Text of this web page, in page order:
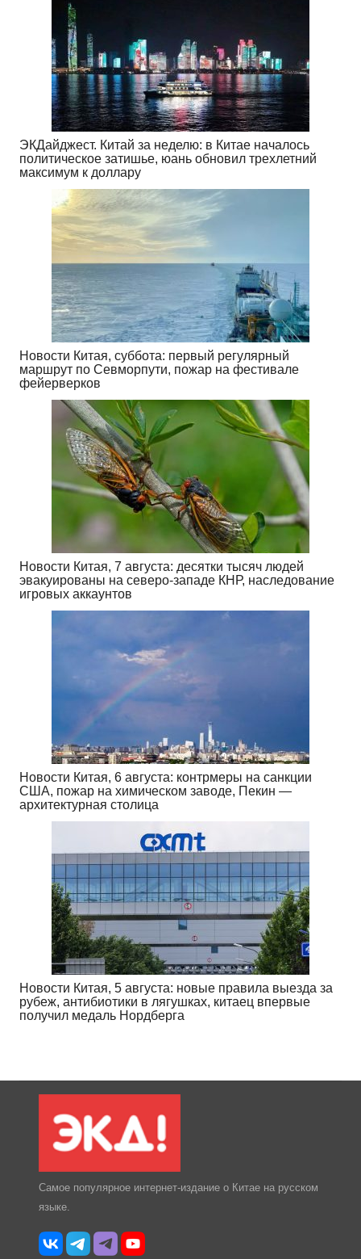
ЭКДайджест. Китай за неделю: в Китае началось
политическое затишье, юань обновил трехлетний
максимум к доллару
Новости Китая, суббота: первый регулярный
маршрут по Севморпути, пожар на фестивале
фейерверков
Новости Китая, 7 августа: десятки тысяч людей
эвакуированы на северо-западе КНР, наследование
игровых аккаунтов
Новости Китая, 6 августа: контрмеры на санкции
США, пожар на химическом заводе, Пекин —
архитектурная столица
Новости Китая, 5 августа: новые правила выезда за
рубеж, антибиотики в лягушках, китаец впервые
получил медаль Нордберга
Самое популярное интернет-издание о Китае на русском
языке.